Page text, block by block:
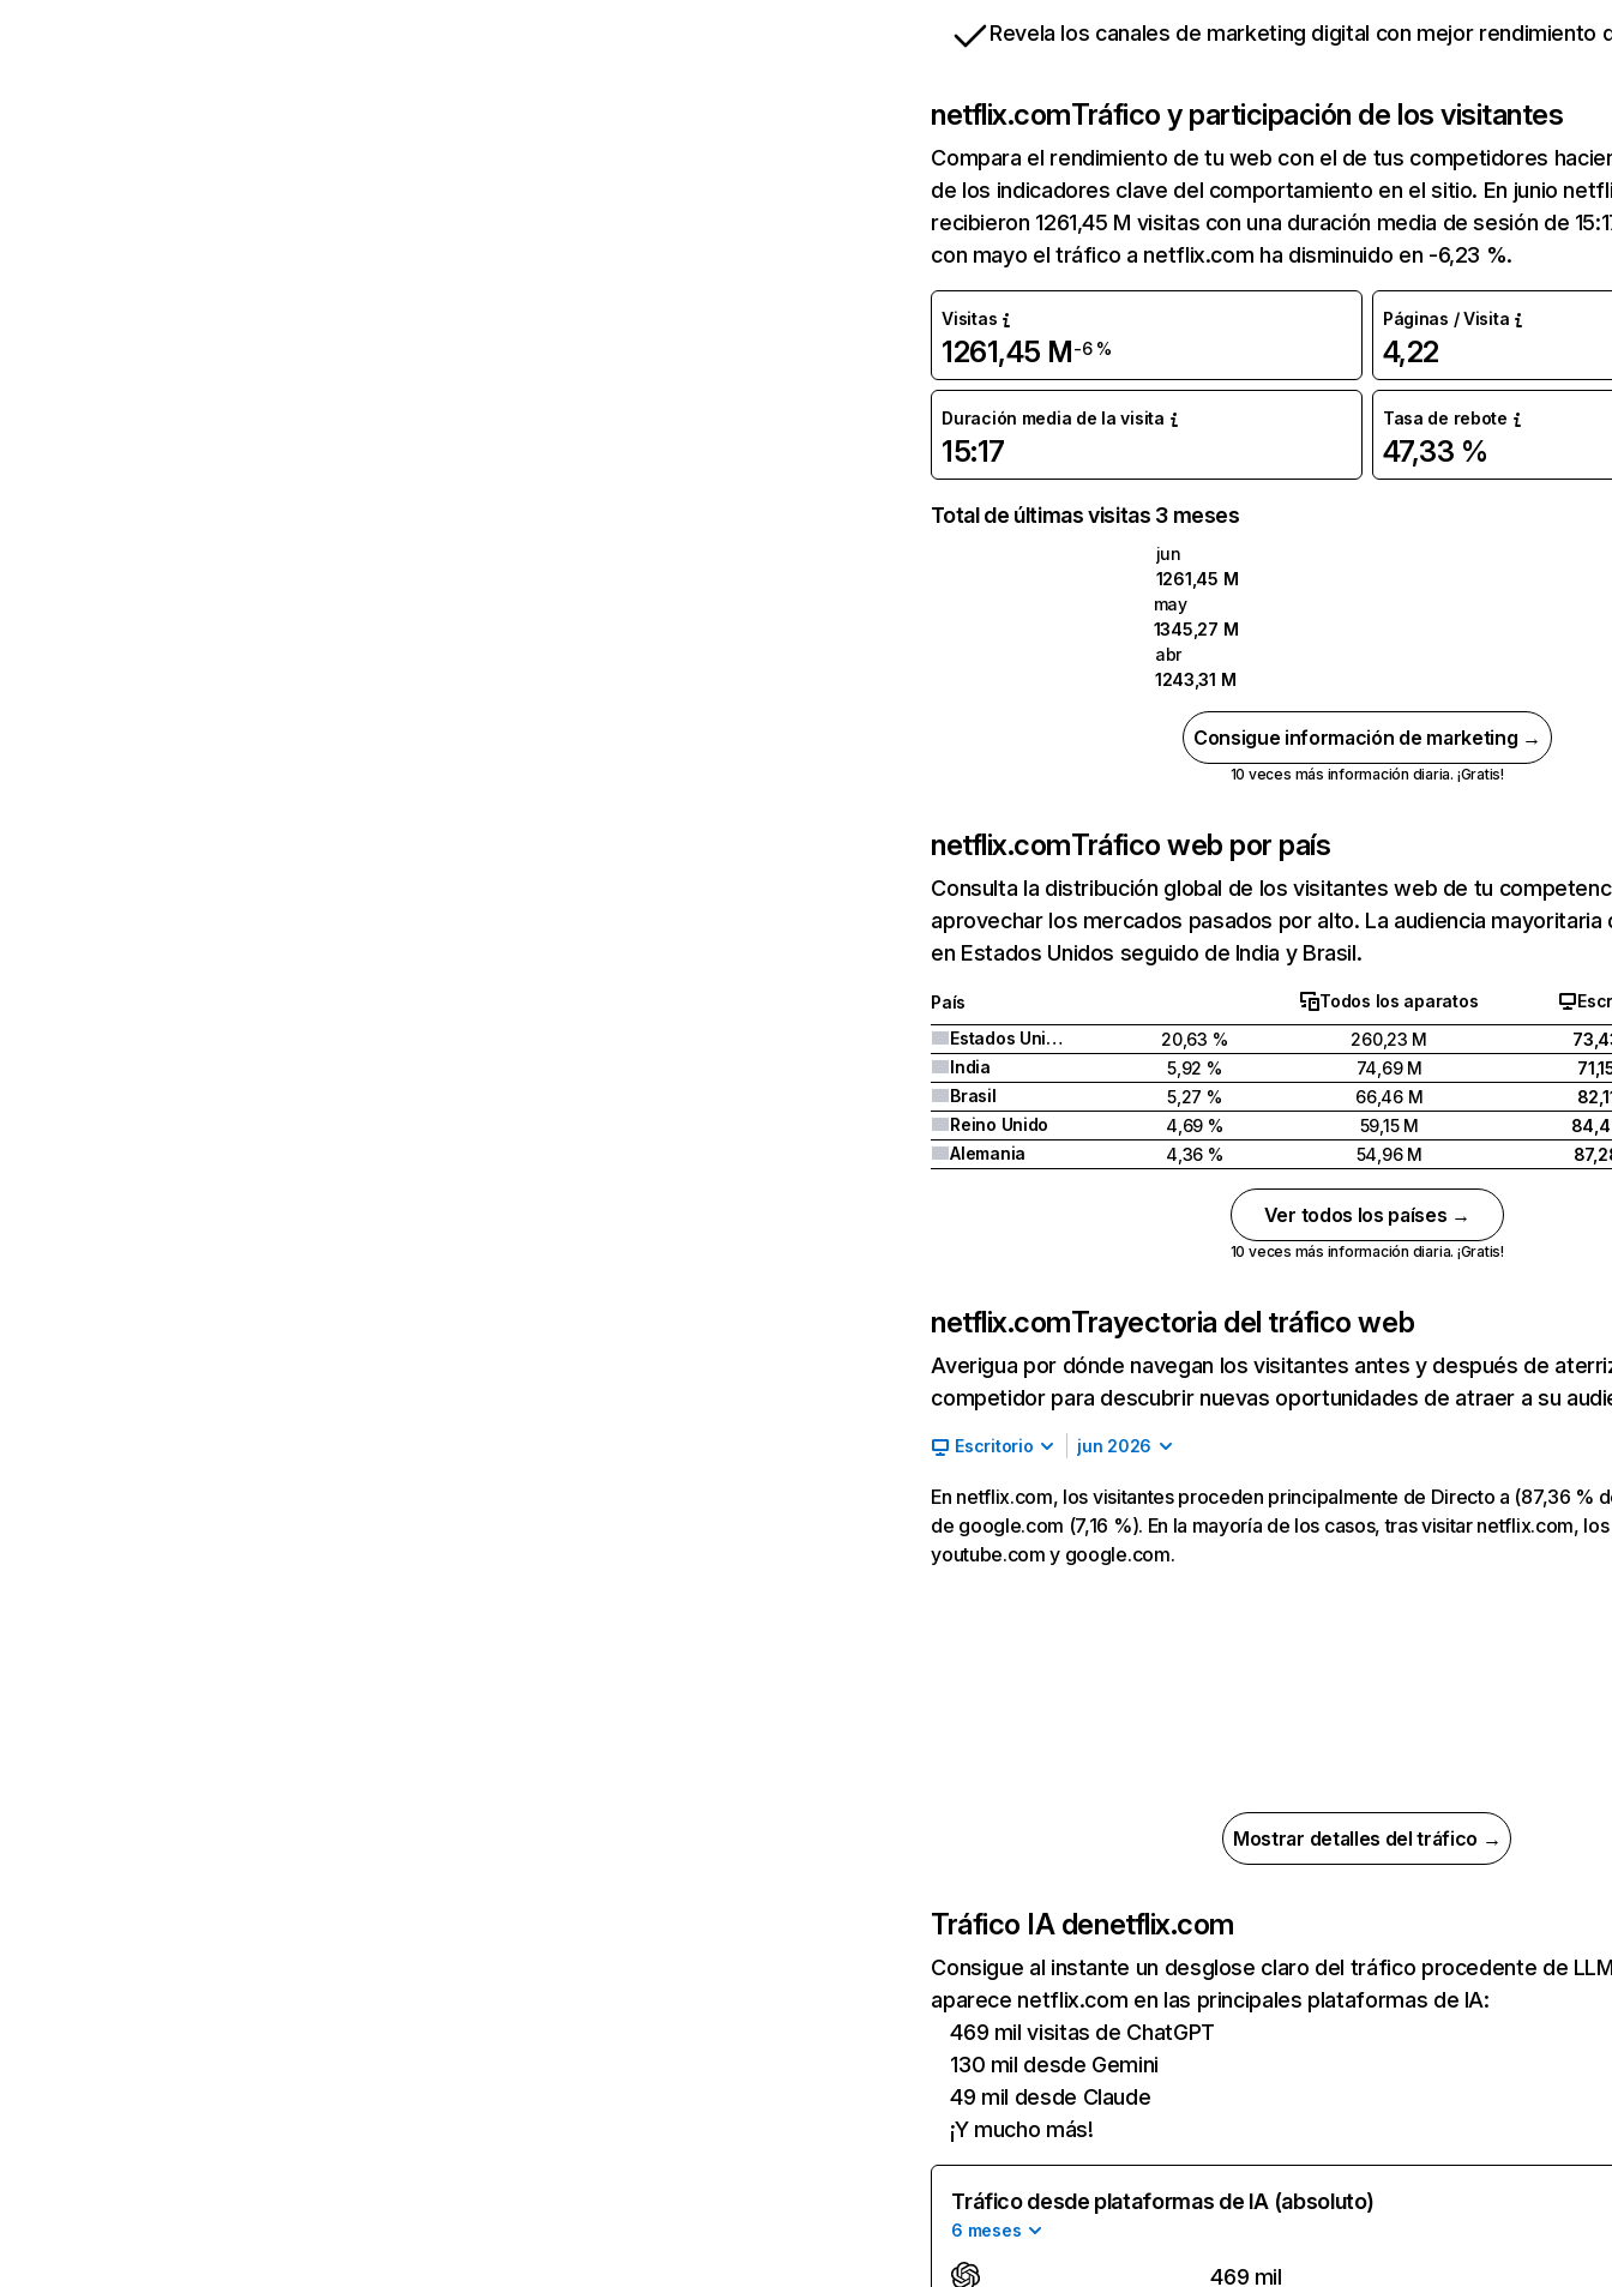
Revela los canales de marketing digital con mejor rendimiento
netflix.comTráfico y participación de los visitantes
Compara el rendimiento de tu web con el de tus competidores
de los indicadores clave del comportamiento en el sitio. En junio
recibieron 1261,45 M visitas con una duración media de sesión de
con mayo el tráfico a netflix.com ha disminuido en -6,23 %.
Visitas
1261,45 M-6 %
Páginas / Visita
4,22
Duración media de la visita
15:17
Tasa de rebote
47,33 %
Total de últimas visitas 3 meses
jun
1261,45 M
may
1345,27 M
abr
1243,31 M
Consigue información de marketing →
10 veces más información diaria. ¡Gratis!
netflix.comTráfico web por país
Consulta la distribución global de los visitantes web de tu
aprovechar los mercados pasados por alto. La audiencia
en Estados Unidos seguido de India y Brasil.
País Todos los aparatos
Estados Unidos
20,63 % 260,23 M
India
5,92 % 74,69 M
Brasil
5,27 % 66,46 M
Reino Unido
4,69 % 59,15 M
Alemania
4,36 % 54,96 M
Ver todos los países →
10 veces más información diaria. ¡Gratis!
netflix.comTrayectoria del tráfico web
Averigua por dónde navegan los visitantes antes y después de
competidor para descubrir nuevas oportunidades de atraer a su
Escritorio jun 2026
En netflix.com, los visitantes proceden principalmente de Directo a (87,36 %
de google.com (7,16 %). En la mayoría de los casos, tras visitar netflix.com,
youtube.com y google.com.
Mostrar detalles del tráfico →
Tráfico IA denetflix.com
Consigue al instante un desglose claro del tráfico procedente de
aparece netflix.com en las principales plataformas de IA:
469 mil visitas de ChatGPT
130 mil desde Gemini
49 mil desde Claude
¡Y mucho más!
Tráfico desde plataformas de IA (absoluto)
6 meses
469 mil